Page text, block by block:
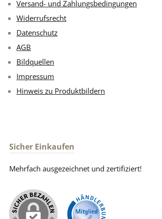
Versand- und Zahlungsbedingungen
Widerrufsrecht
Datenschutz
AGB
Bildquellen
Impressum
Hinweis zu Produktbildern
Sicher Einkaufen
Mehrfach ausgezeichnet und zertifiziert!